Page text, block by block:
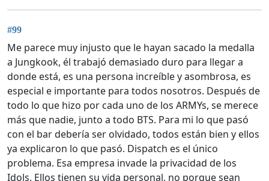
#99
Me parece muy injusto que le hayan sacado la medalla
a Jungkook, él trabajó demasiado duro para llegar a
donde está, es una persona increíble y asombrosa, es
especial e importante para todos nosotros. Después de
todo lo que hizo por cada uno de los ARMYs, se merece
más que nadie, junto a todo BTS. Para mi lo que pasó
con el bar debería ser olvidado, todos están bien y ellos
ya explicaron lo que pasó. Dispatch es el único
problema. Esa empresa invade la privacidad de los
Idols. Ellos tienen su vida personal, no porque sean